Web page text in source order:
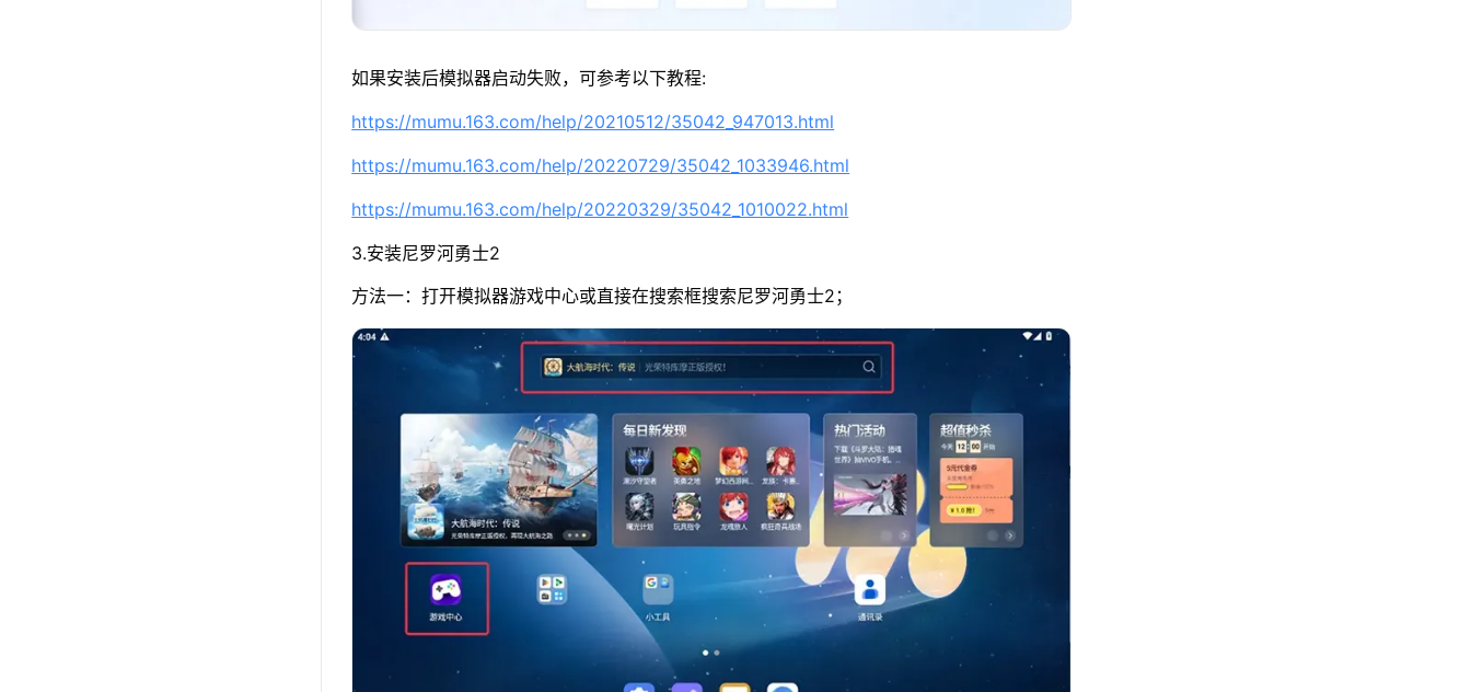
如果安装后模拟器启动失败，可参考以下教程:
https://mumu.163.com/help/20210512/35042_947013.html
https://mumu.163.com/help/20220729/35042_1033946.html
https://mumu.163.com/help/20220329/35042_1010022.html
3.安装尼罗河勇士2
方法一：打开模拟器游戏中心或直接在搜索框搜索尼罗河勇士2；